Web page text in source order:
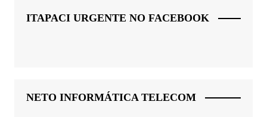
ITAPACI URGENTE NO FACEBOOK
NETO INFORMÁTICA TELECOM